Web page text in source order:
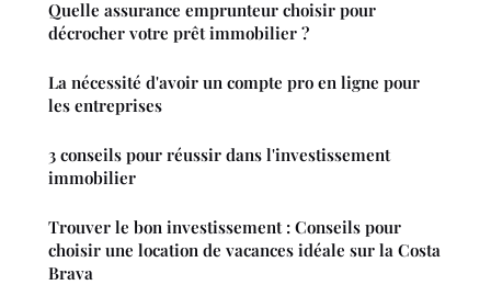
Quelle assurance emprunteur choisir pour
décrocher votre prêt immobilier ?
La nécessité d'avoir un compte pro en ligne pour
les entreprises
3 conseils pour réussir dans l'investissement
immobilier
Trouver le bon investissement : Conseils pour
choisir une location de vacances idéale sur la Costa
Brava